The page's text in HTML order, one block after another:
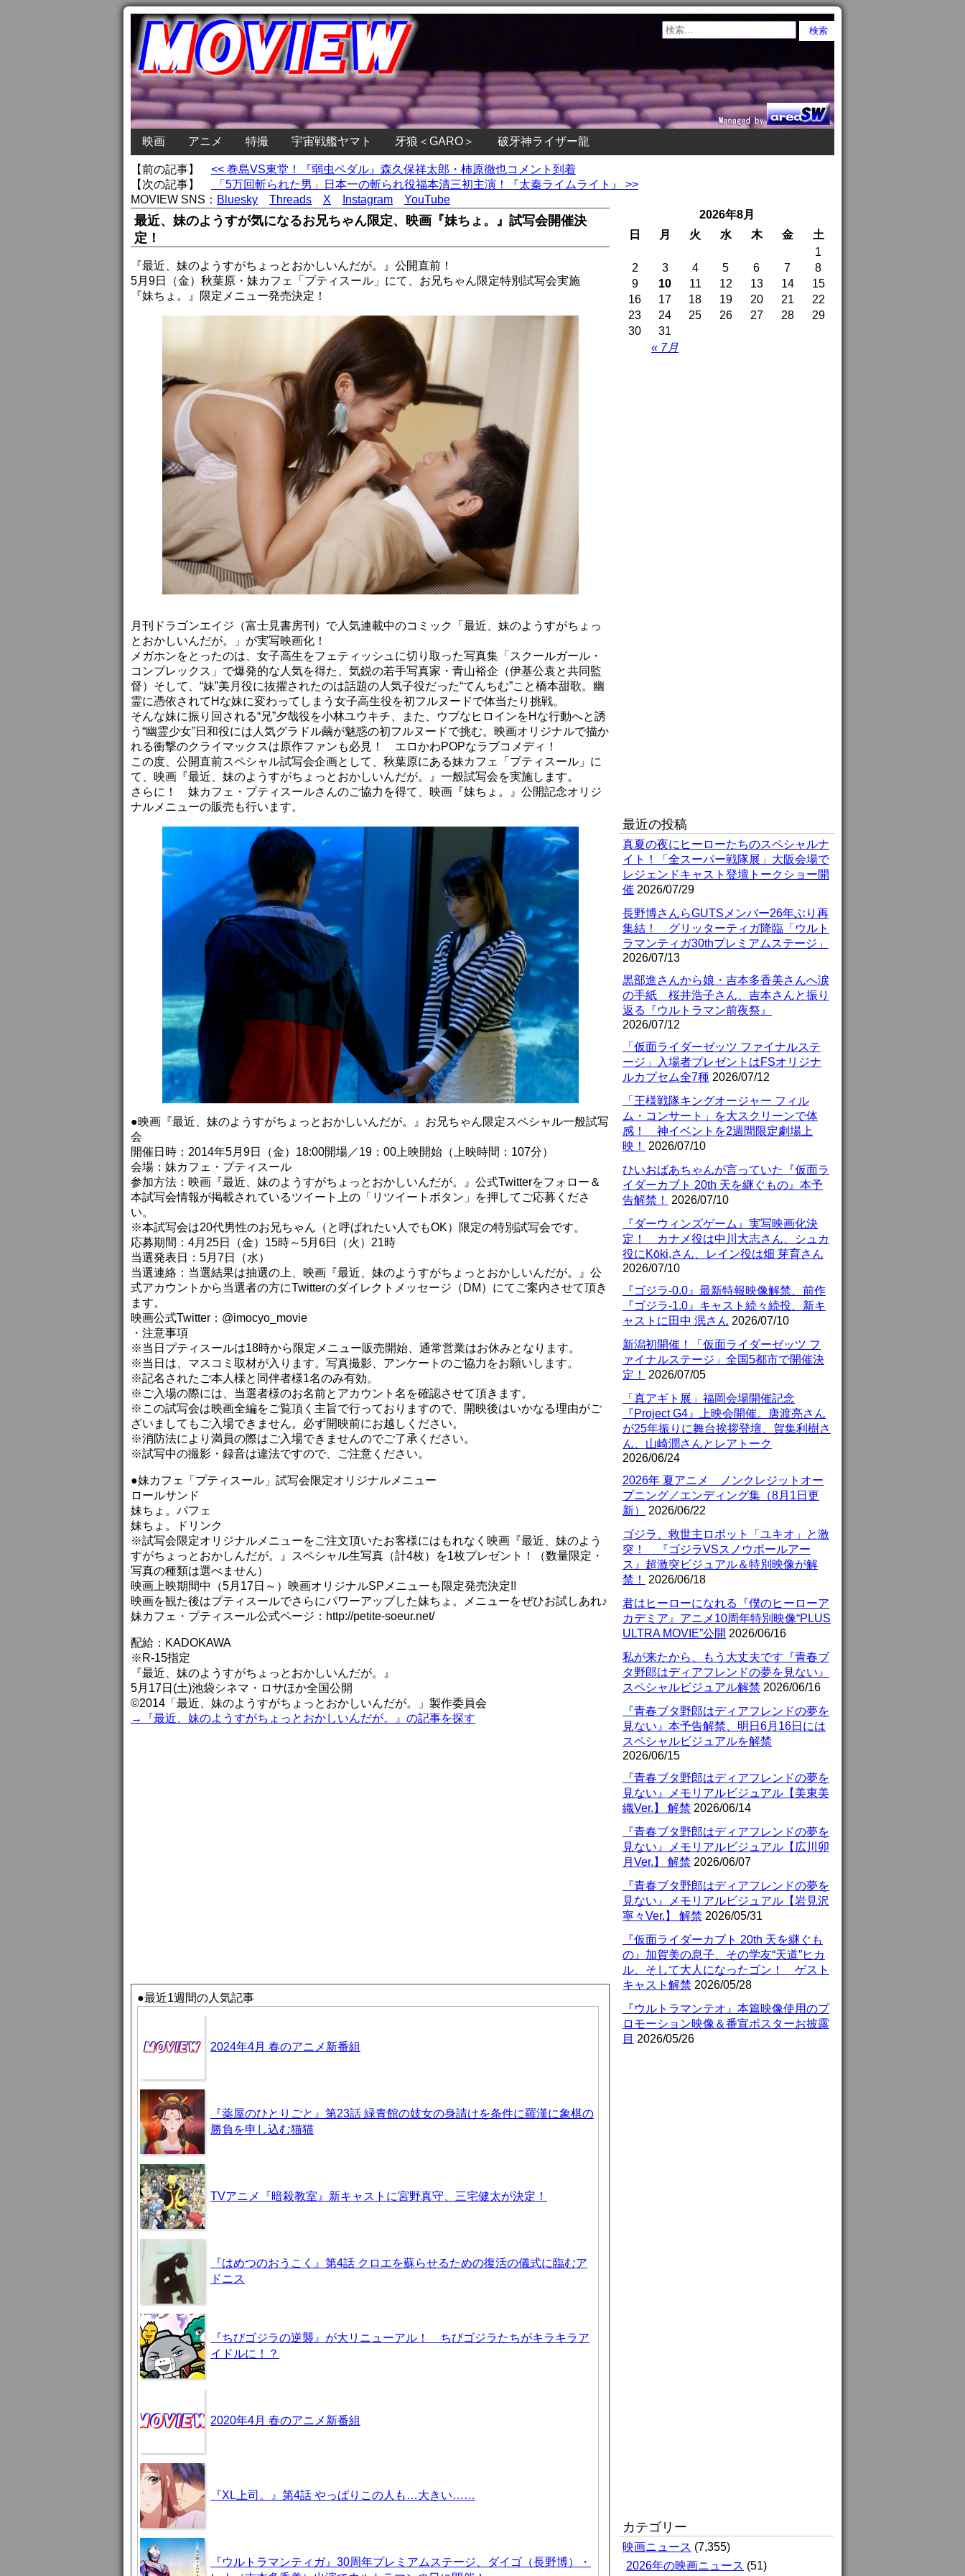
映画 アニメ 特撮 宇宙戦艦ヤマト 牙狼＜GARO＞ 破牙神ライザー龍
【前の記事】 << 巻島VS東堂！『弱虫ペダル』森久保祥太郎・柿原徹也コメント到着
【次の記事】
「5万回斬られた男」日本一の斬られ役福本清三初主演！『太秦ライムライト』 >>
MOVIEW SNS： Bluesky Threads X Instagram YouTube
最近、妹のようすが気になるお兄ちゃん限定、映画『妹ちょ。』試写会開催決
定！
『最近、妹のようすがちょっとおかしいんだが。』公開直前！
5月9日（金）秋葉原・妹カフェ「プティスール」にて、お兄ちゃん限定特別試写会実施
『妹ちょ。』限定メニュー発売決定！
月刊ドラゴンエイジ（富士見書房刊）で人気連載中のコミック「最近、妹のようすがちょっ
とおかしいんだが。」が実写映画化！
メガホンをとったのは、女子高生をフェティッシュに切り取った写真集「スクールガール・
コンプレックス」で爆発的な人気を得た、気鋭の若手写真家・青山裕企（伊基公袁と共同監
督）そして、“妹”美月役に抜擢されたのは話題の人気子役だった“てんちむ”こと橋本甜歌。幽
霊に憑依されてHな妹に変わってしまう女子高生役を初フルヌードで体当たり挑戦。
そんな妹に振り回される“兄”夕哉役を小林ユウキチ、また、ウブなヒロインをHな行動へと誘
う“幽霊少女”日和役には人気グラドル繭が魅惑の初フルヌードで挑む。映画オリジナルで描か
れる衝撃のクライマックスは原作ファンも必見！ エロかわPOPなラブコメディ！
この度、公開直前スペシャル試写会企画として、秋葉原にある妹カフェ「プティスール」に
て、映画『最近、妹のようすがちょっとおかしいんだが。』一般試写会を実施します。
さらに！ 妹カフェ・プティスールさんのご協力を得て、映画『妹ちょ。』公開記念オリジ
ナルメニューの販売も行います。
●映画『最近、妹のようすがちょっとおかしいんだが。』お兄ちゃん限定スペシャル一般試写
会
開催日時：2014年5月9日（金）18:00開場／19：00上映開始（上映時間：107分）
会場：妹カフェ・プティスール
参加方法：映画『最近、妹のようすがちょっとおかしいんだが。』公式Twitterをフォロー＆
本試写会情報が掲載されているツイート上の「リツイートボタン」を押してご応募くださ
い。
※本試写会は20代男性のお兄ちゃん（と呼ばれたい人でもOK）限定の特別試写会です。
応募期間：4月25日（金）15時～5月6日（火）21時
当選発表日：5月7日（水）
当選連絡：当選結果は抽選の上、映画『最近、妹のようすがちょっとおかしいんだが。』公
式アカウントから当選者の方にTwitterのダイレクトメッセージ（DM）にてご案内させて頂き
ます。
映画公式Twitter：@imocyo_movie
・注意事項
※当日プティスールは18時から限定メニュー販売開始、通常営業はお休みとなります。
※当日は、マスコミ取材が入ります。写真撮影、アンケートのご協力をお願いします。
※記名されたご本人様と同伴者様1名のみ有効。
※ご入場の際には、当選者様のお名前とアカウント名を確認させて頂きます。
※この試写会は映画全編をご覧頂く主旨で行っておりますので、開映後はいかなる理由がご
ざいましてもご入場できません。必ず開映前にお越しください。
※消防法により満員の際はご入場できませんのでご了承ください。
※試写中の撮影・録音は違法ですので、ご注意ください。
●妹カフェ「プティスール」試写会限定オリジナルメニュー
ロールサンド
妹ちょ。パフェ
妹ちょ。ドリンク
※試写会限定オリジナルメニューをご注文頂いたお客様にはもれなく映画『最近、妹のよう
すがちょっとおかしんだが。』スペシャル生写真（計4枚）を1枚プレゼント！（数量限定・
写真の種類は選べません）
映画上映期間中（5月17日～）映画オリジナルSPメニューも限定発売決定!!
映画を観た後はプティスールでさらにパワーアップした妹ちょ。メニューをぜひお試しあれ♪
妹カフェ・プティスール公式ページ：http://petite-soeur.net/
配給：KADOKAWA
※R-15指定
『最近、妹のようすがちょっとおかしいんだが。』
5月17日(土)池袋シネマ・ロサほか全国公開
©2014「最近、妹のようすがちょっとおかしいんだが。」製作委員会
→『最近、妹のようすがちょっとおかしいんだが。』の記事を探す
●最近1週間の人気記事
2024年4月 春のアニメ新番組
『薬屋のひとりごと』第23話 緑青館の妓女の身請けを条件に羅漢に象棋の
勝負を申し込む猫猫
TVアニメ『暗殺教室』新キャストに宮野真守、三宅健太が決定！
『はめつのおうこく』第4話 クロエを蘇らせるための復活の儀式に臨むア
ドニス
『ちびゴジラの逆襲』が大リニューアル！ ちびゴジラたちがキラキラア
イドルに！？
2020年4月 春のアニメ新番組
『XL上司。』第4話 やっぱりこの人も…大きい……
『ウルトラマンティガ』30周年プレミアムステージ、ダイゴ（長野博）・
2026年8月
日
月 火 水 木 金 土
« 7月
1
2
3 4 5 6 7
8
9
10 11 12 13 14
15
16
17 18 19 20 21
22
23
24 25 26 27 28
29
30
31
最近の投稿
真夏の夜にヒーローたちのスペシャルナ
イト！「全スーパー戦隊展」大阪会場で
レジェンドキャスト登壇トークショー開
催 2026/07/29
長野博さんらGUTSメンバー26年ぶり再
集結！ グリッターティガ降臨「ウルト
ラマンティガ30thプレミアムステージ」
2026/07/13
黒部進さんから娘・吉本多香美さんへ涙
の手紙 桜井浩子さん、吉本さんと振り
返る『ウルトラマン前夜祭』
2026/07/12
「仮面ライダーゼッツ ファイナルステ
ージ」入場者プレゼントはFSオリジナ
ルカプセム全7種 2026/07/12
「王様戦隊キングオージャー フィル
ム・コンサート」を大スクリーンで体
感！ 神イベントを2週間限定劇場上
映！
2026/07/10
ひいおばあちゃんが言っていた『仮面ラ
イダーカブト 20th 天を継ぐもの』本予
告解禁！
2026/07/10
『ダーウィンズゲーム』実写映画化決
定！ カナメ役は中川大志さん、シュカ
役にKōki,さん、レイン役は畑 芽育さん
2026/07/10
『ゴジラ-0.0』最新特報映像解禁、前作
『ゴジラ-1.0』キャスト続々続投、新キ
ャストに田中 泯さん 2026/07/10
新潟初開催！「仮面ライダーゼッツ フ
ァイナルステージ」全国5都市で開催決
定！
2026/07/05
「真アギト展」福岡会場開催記念
『Project G4』上映会開催。唐渡亮さん
が25年振りに舞台挨拶登壇、賀集利樹さ
ん、山崎潤さんとレアトーク
2026/06/24
2026年 夏アニメ ノンクレジットオー
プニング／エンディング集（8月1日更
新）
2026/06/22
ゴジラ、救世主ロボット「ユキオ」と激
突！ 『ゴジラVSスノウボールアー
ス』超激突ビジュアル＆特別映像が解
禁！
2026/06/18
君はヒーローになれる『僕のヒーローア
カデミア』アニメ10周年特別映像“PLUS
ULTRA MOVIE”公開 2026/06/16
私が来たから、もう大丈夫です『青春ブ
タ野郎はディアフレンドの夢を見ない』
スペシャルビジュアル解禁 2026/06/16
『青春ブタ野郎はディアフレンドの夢を
見ない』本予告解禁、明日6月16日には
スペシャルビジュアルを解禁
2026/06/15
『青春ブタ野郎はディアフレンドの夢を
見ない』メモリアルビジュアル【美東美
織Ver.】 解禁 2026/06/14
『青春ブタ野郎はディアフレンドの夢を
見ない』メモリアルビジュアル【広川卯
月Ver.】 解禁 2026/06/07
『青春ブタ野郎はディアフレンドの夢を
見ない』メモリアルビジュアル【岩見沢
寧々Ver.】 解禁 2026/05/31
『仮面ライダーカブト 20th 天を継ぐも
の』加賀美の息子、その学友“天道”ヒカ
ル、そして大人になったゴン！ ゲスト
キャスト解禁 2026/05/28
『ウルトラマンテオ』本篇映像使用のプ
ロモーション映像＆番宣ポスターお披露
目 2026/05/26
カテゴリー
映画ニュース (7,355)
2026年の映画ニュース (51)